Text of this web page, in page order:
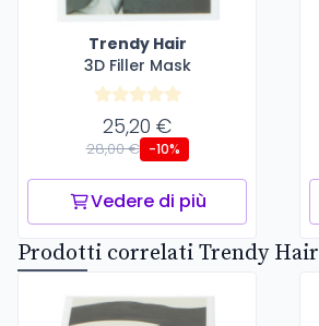
Trendy Hair
3D Filler Mask
25,20 €
28,00 € -10%
Vedere di più
Prodotti correlati Trendy Hair